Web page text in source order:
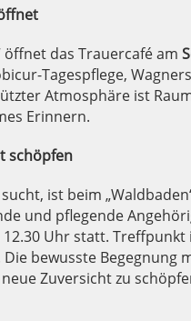
das Trauercafé am
Tagespflege,
Atmosphäre ist
Erinnern.
schöpfen
ist beim
und pflegende
12.30 Uhr statt. Treffpunkt
bewusste Begegnung
Zuversicht zu